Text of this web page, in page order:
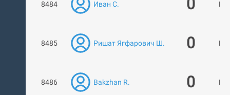
8484 Иван С. 0
8485 Ришат Ягфарович Ш. 0
8486 Bakzhan R. 0